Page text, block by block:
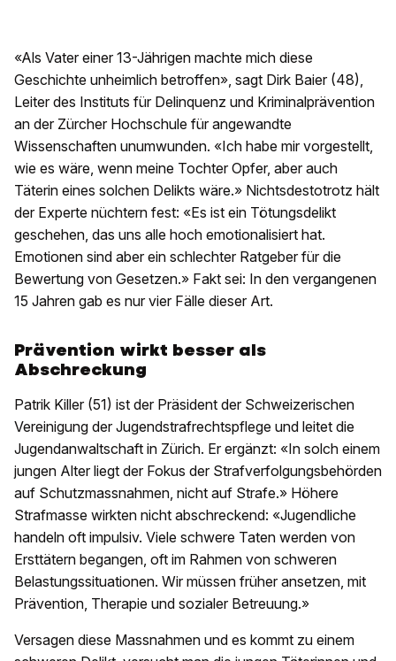
«Als Vater einer 13-Jährigen machte mich diese
Geschichte unheimlich betroffen», sagt Dirk Baier (48),
Leiter des Instituts für Delinquenz und Kriminalprävention
an der Zürcher Hochschule für angewandte
Wissenschaften unumwunden. «Ich habe mir vorgestellt,
wie es wäre, wenn meine Tochter Opfer, aber auch
Täterin eines solchen Delikts wäre.» Nichtsdestotrotz hält
der Experte nüchtern fest: «Es ist ein Tötungsdelikt
geschehen, das uns alle hoch emotionalisiert hat.
Emotionen sind aber ein schlechter Ratgeber für die
Bewertung von Gesetzen.» Fakt sei: In den vergangenen
15 Jahren gab es nur vier Fälle dieser Art.
Prävention wirkt besser als
Abschreckung
Patrik Killer (51) ist der Präsident der Schweizerischen
Vereinigung der Jugendstrafrechtspflege und leitet die
Jugendanwaltschaft in Zürich. Er ergänzt: «In solch einem
jungen Alter liegt der Fokus der Strafverfolgungsbehörden
auf Schutzmassnahmen, nicht auf Strafe.» Höhere
Strafmasse wirkten nicht abschreckend: «Jugendliche
handeln oft impulsiv. Viele schwere Taten werden von
Ersttätern begangen, oft im Rahmen von schweren
Belastungssituationen. Wir müssen früher ansetzen, mit
Prävention, Therapie und sozialer Betreuung.»
Versagen diese Massnahmen und es kommt zu einem